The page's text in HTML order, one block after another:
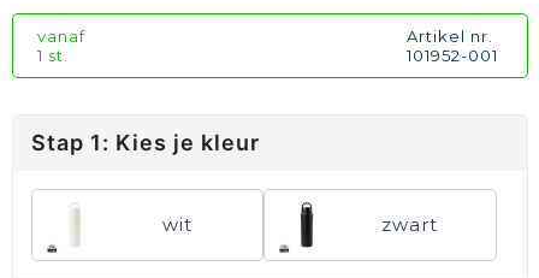
vanaf
1 st.
Artikel nr.
101952-001
Stap 1: Kies je kleur
wit zwart